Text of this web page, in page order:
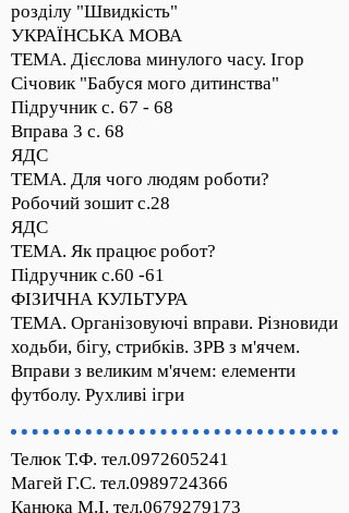
розділу "Швидкість"
УКРАЇНСЬКА МОВА
ТЕМА. Дієслова минулого часу. Ігор
Січовик "Бабуся мого дитинства"
Підручник с. 67 - 68
Вправа 3 с. 68
ЯДС
ТЕМА. Для чого людям роботи?
Робочий зошит с.28
ЯДС
ТЕМА. Як працює робот?
Підручник с.60 -61
ФІЗИЧНА КУЛЬТУРА
ТЕМА. Організовуючі вправи. Різновиди
ходьби, бігу, стрибків. ЗРВ з м'ячем.
Вправи з великим м'ячем: елементи
футболу. Рухливі ігри
Телюк Т.Ф. тел.0972605241
Магей Г.С. тел.0989724366
Канюка М.І. тел.0679279173